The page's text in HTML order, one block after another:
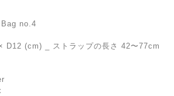
no.4
(cm) _ ストラップの長さ 42〜77cm